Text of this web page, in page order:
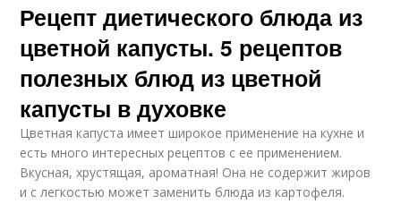
Запеченая капуста
миндальными
Запеканка из
цветной капусты
Рецепт диетического блюда из
цветной капусты. 5 рецептов
полезных блюд из цветной
капусты в духовке
Цветная капуста имеет широкое применение на кухне и
есть много интересных рецептов с ее применением.
Вкусная, хрустящая, ароматная! Она не содержит жиров
и с легкостью может заменить блюда из картофеля.